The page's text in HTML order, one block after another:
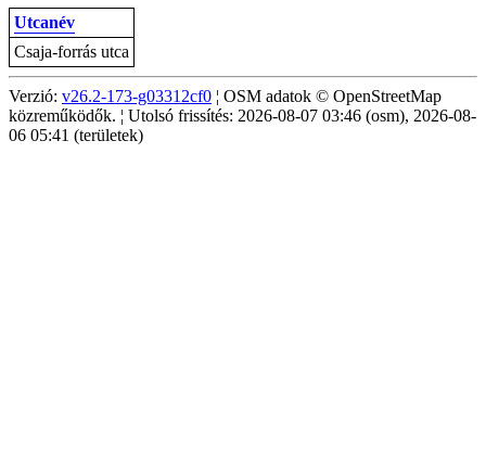
Utcanév
Csaja-forrás utca
Verzió: v26.2-173-g03312cf0 ¦ OSM adatok © OpenStreetMap
közreműködők. ¦ Utolsó frissítés: 2026-08-07 03:46 (osm), 2026-08-
06 05:41 (területek)